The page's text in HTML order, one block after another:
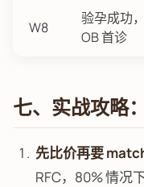
W8
验孕成功，
OB 首诊
七、实战攻略
先比价再要
RFC，80% 情况